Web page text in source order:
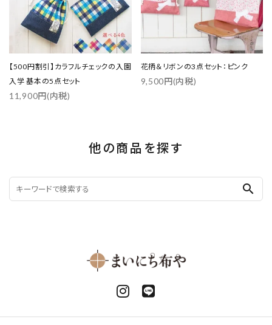
【500円割引】カラフルチェックの入園
入学 基本の5点セット
11,900円(内税)
花柄＆リボンの3点セット：ピンク
9,500円(内税)
他の商品を探す
search